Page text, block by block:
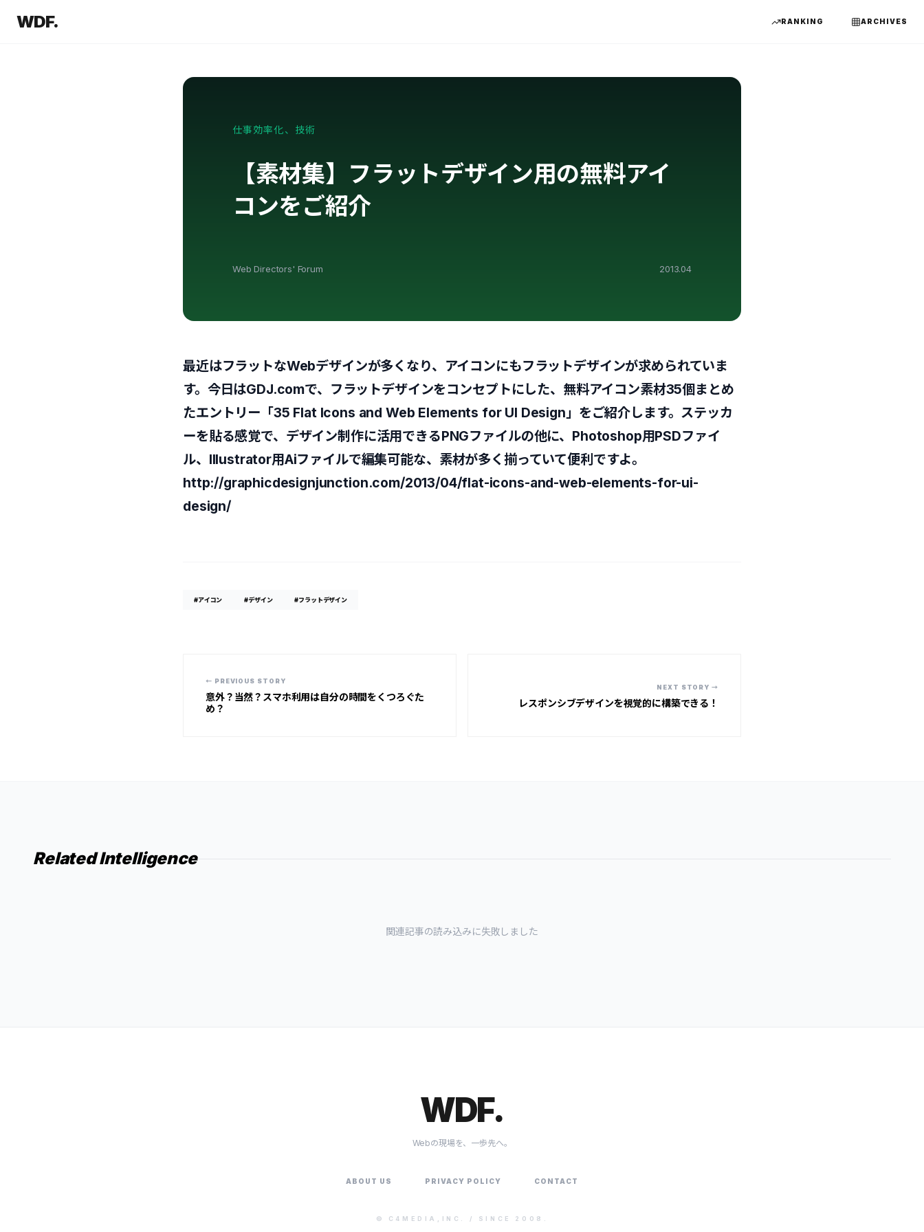
WDF. RANKING ARCHIVES
仕事効率化、技術
【素材集】フラットデザイン用の無料アイ
コンをご紹介
Web Directors' Forum 2013.04
最近はフラットなWebデザインが多くなり、アイコンにもフラットデザインが求められていま
す。今日はGDJ.comで、フラットデザインをコンセプトにした、無料アイコン素材35個まとめ
たエントリー「35 Flat Icons and Web Elements for UI Design」をご紹介します。ステッカ
ーを貼る感覚で、デザイン制作に活用できるPNGファイルの他に、Photoshop用PSDファイ
ル、Illustrator用Aiファイルで編集可能な、素材が多く揃っていて便利ですよ。
http://graphicdesignjunction.com/2013/04/flat-icons-and-web-elements-for-ui-
design/
#アイコン #デザイン #フラットデザイン
← PREVIOUS STORY
意外？当然？スマホ利用は自分の時間をくつろぐた
め？
NEXT STORY →
レスポンシブデザインを視覚的に構築できる！
Related Intelligence
関連記事の読み込みに失敗しました
WDF.
Webの現場を、一歩先へ。
ABOUT US PRIVACY POLICY CONTACT
© C4MEDIA,INC. / SINCE 2008.